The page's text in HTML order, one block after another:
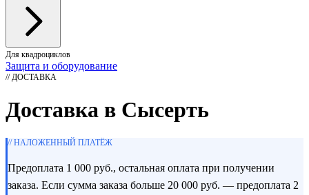
Для квадроциклов
Защита и оборудование
// ДОСТАВКА
Доставка в Сысерть
// НАЛОЖЕННЫЙ ПЛАТЁЖ
Предоплата 1 000 руб., остальная оплата при получении
заказа. Если сумма заказа больше 20 000 руб. — предоплата 2